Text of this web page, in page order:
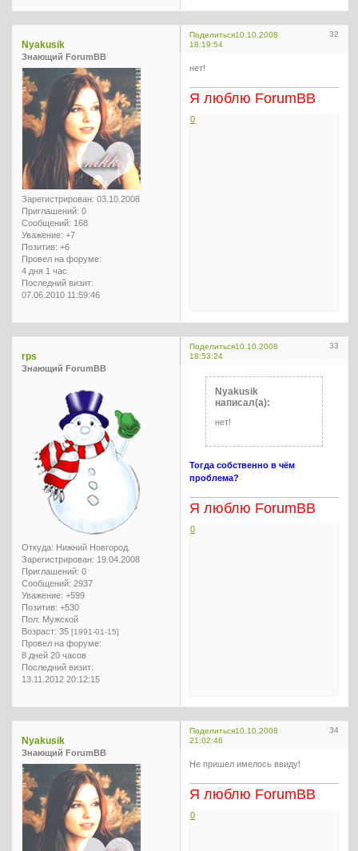
Поделиться 32
10.10.2008
18:19:54
Nyakusik
Знающий ForumBB
Зарегистрирован: 03.10.2008
Приглашений: 0
Сообщений: 168
Уважение: +7
Позитив: +6
Провел на форуме:
4 дня 1 час
Последний визит:
07.06.2010 11:59:46
нет!
Я люблю ForumBB
0
Поделиться 33
10.10.2008
18:53:24
rps
Знающий ForumBB
Откуда: Нижний Новгород.
Зарегистрирован: 19.04.2008
Приглашений: 0
Сообщений: 2937
Уважение: +599
Позитив: +530
Пол: Мужской
Возраст: 35 [1991-01-15]
Провел на форуме:
8 дней 20 часов
Последний визит:
13.11.2012 20:12:15
Nyakusik
написал(а):
нет!
Тогда собственно в чём
проблема?
Я люблю ForumBB
0
Поделиться 34
10.10.2008
21:02:46
Nyakusik
Знающий ForumBB
Не пришел имелось ввиду!
Я люблю ForumBB
0